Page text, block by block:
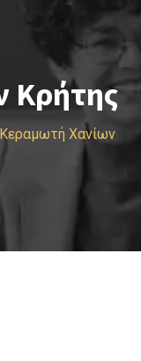
Κρήτης
Χανίων